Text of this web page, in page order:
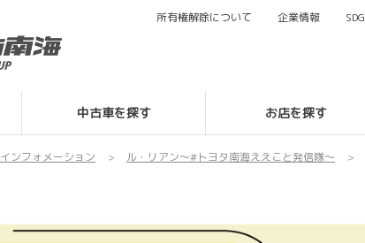
中古車を探す お店を探す
所有権解除について 企業情報 SDG
インフォメーション ル・リアン～#トヨタ南海ええこと発信隊～